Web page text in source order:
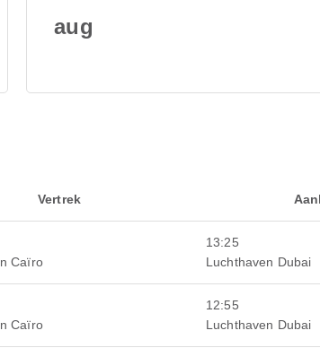
aug
Vertrek
Caïro
13:25
Luchthaven Dubai
Caïro
12:55
Luchthaven Dubai